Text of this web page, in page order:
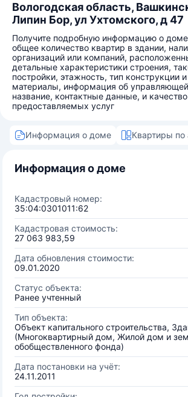
Вологодская область,
Липин Бор, ул Ухтомского, д 47
Получите подробную информацию о
общее количество квартир в здании,
организаций или компаний,
детальные характеристики строения,
постройки, этажность, тип конструкции
материалы, информация об
название, контактные данные, и качество
предоставляемых услуг
Информация о доме Квартиры по
Информация о доме
Кадастровый номер:
35:04:0301011:62
Кадастровая стоимость:
27 063 983,59
Дата обновления стоимости:
09.01.2020
Статус объекта:
Ранее учтенный
Тип объекта:
Объект капитального строительства,
(Многоквартирный дом, Жилой дом и
обобществленного фонда)
Дата постановки на учёт:
24.11.2011